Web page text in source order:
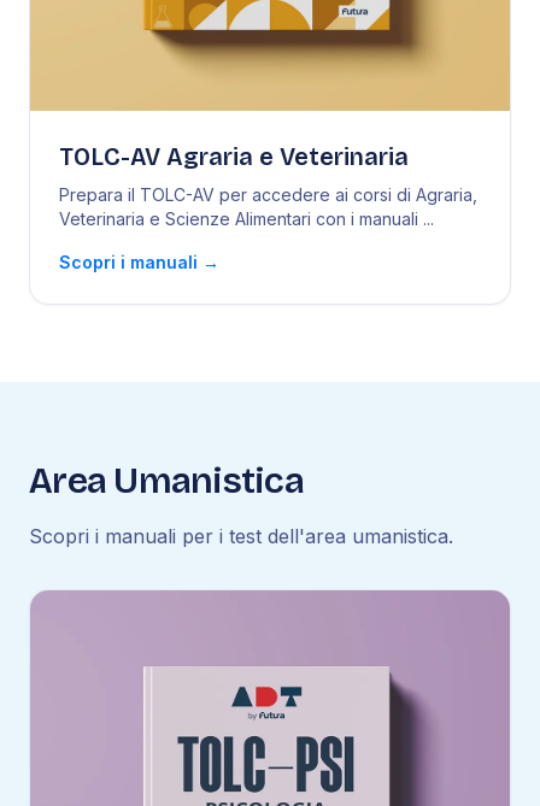
TOLC-AV Agraria e Veterinaria
Prepara il TOLC-AV per accedere ai corsi di Agraria,
Veterinaria e Scienze Alimentari con i manuali ...
Scopri i manuali →
Area Umanistica
Scopri i manuali per i test dell'area umanistica.